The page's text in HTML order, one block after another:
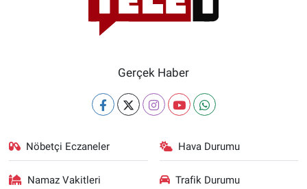
Gerçek Haber
Nöbetçi Eczaneler Hava Durumu
Namaz Vakitleri Trafik Durumu